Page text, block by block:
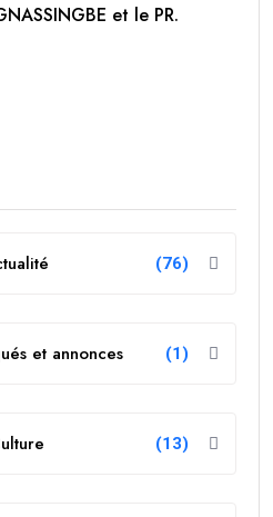
et le PR.
(76)
et annonces (1)
(13)